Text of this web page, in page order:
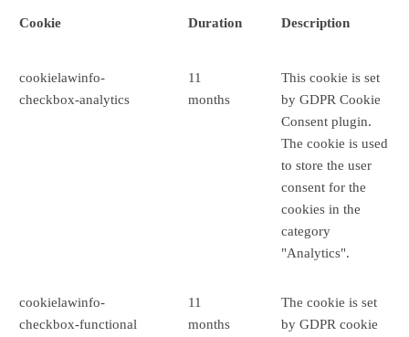
Cookie Duration Description
cookielawinfo-
checkbox-analytics
11
months
This cookie is set
by GDPR Cookie
Consent plugin.
The cookie is used
to store the user
consent for the
cookies in the
category
"Analytics".
cookielawinfo-
checkbox-functional
11
months
The cookie is set
by GDPR cookie